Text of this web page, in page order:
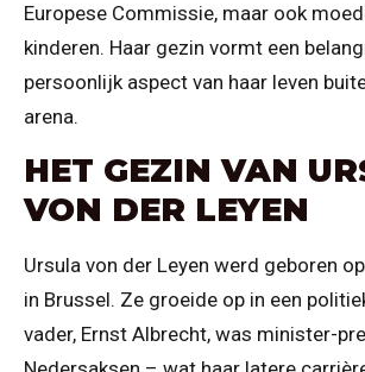
Europese Commissie, maar ook
kinderen. Haar gezin vormt een
persoonlijk aspect van haar leven
arena.
HET GEZIN VAN
VON DER LEYEN
Ursula von der Leyen werd geboren
in Brussel. Ze groeide op in een
vader, Ernst Albrecht, was minister-